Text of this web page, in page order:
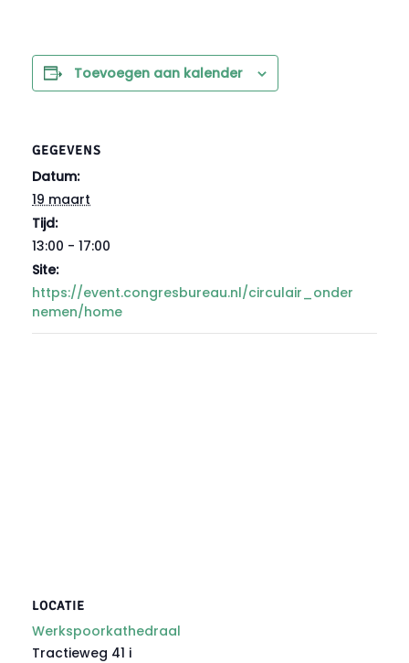
Toevoegen aan kalender
GEGEVENS
Datum:
19 maart
Tijd:
13:00 - 17:00
Site:
https://event.congresbureau.nl/circulair_onder
nemen/home
LOCATIE
Werkspoorkathedraal
Tractieweg 41 i